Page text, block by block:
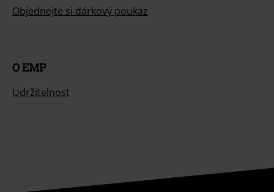
Objednejte si dárkový poukaz
O EMP
Udržitelnost